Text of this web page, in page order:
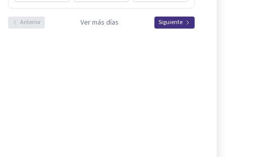
Anterior Ver más días Siguiente